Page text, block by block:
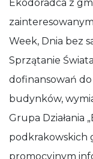
Ekodoradca z
Week, Dnia bez
Sprzątanie
dofinansowań do
budynków,
Grupa Działania
podkrakowskich
promocyjnym